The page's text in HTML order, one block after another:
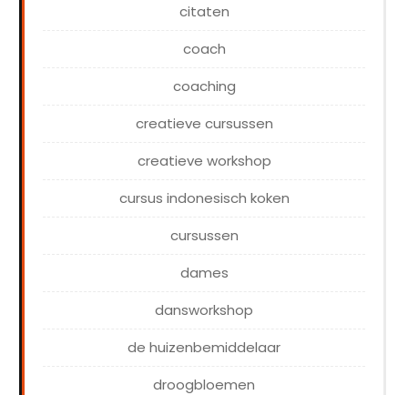
citaten
coach
coaching
creatieve cursussen
creatieve workshop
cursus indonesisch koken
cursussen
dames
dansworkshop
de huizenbemiddelaar
droogbloemen